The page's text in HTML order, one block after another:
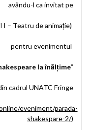
avându-l ca invitat pe
I – Teatru de animație)
pentru evenimentul
la înălțime”
cadrul UNATC Fringe
eveniment/parada-
shakespare-2/)